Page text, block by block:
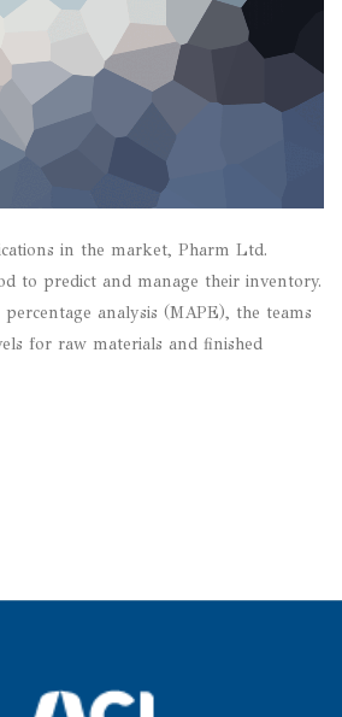
in the market, Pharm Ltd.
to predict and manage their inventory.
analysis (MAPE), the teams
for raw materials and finished